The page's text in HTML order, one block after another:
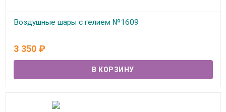
Воздушные шары с гелием №1609
3 350 ₽